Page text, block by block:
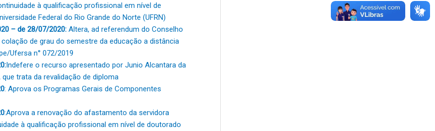
à qualificação profissional em nível de
Federal do Rio Grande do Norte (UFRN)
– de 28/07/2020: Altera, ad referendum do Conselho
de grau do semestre da educação a distância
Ufersa n° 072/2019
Indefere o recurso apresentado por Junio Alcantara da
trata da revalidação de diploma
: Aprova os Programas Gerais de Componentes
:Aprova a renovação do afastamento da servidora
à qualificação profissional em nível de doutorado